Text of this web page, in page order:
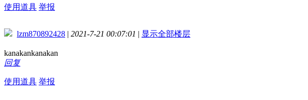
使用道具 举报
lzm870892428 | 2021-7-21 00:07:01 | 显示全部楼层
kanakankanakan
回复
使用道具 举报